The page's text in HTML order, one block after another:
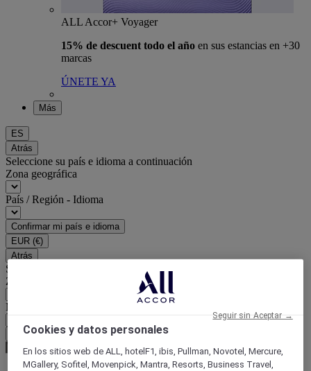
ALL Accor+ Voyager
15% de descuent todo el año en sus estancias en +30
marcas
ÚNETE YA
Más
ES
Atrás
Seleccione su país e idioma a continuación
Zona geográfica
País / Región - Idioma
Confirmar mi país e idioma
EUR (€)
Atrás
Seleccione su moneda a continuación
Zona geográfica
Moneda
Confirmar mi moneda
Cookies y datos personales
En los sitios web de ALL, hotelF1, ibis, Pullman, Novotel, Mercure,
MGallery, Sofitel, Movenpick, Mantra, Resorts, Business Travel,
Seguir sin Aceptar →